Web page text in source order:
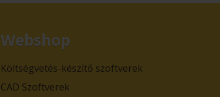
Webshop
Költségvetés-készítő szoftverek
CAD Szoftverek